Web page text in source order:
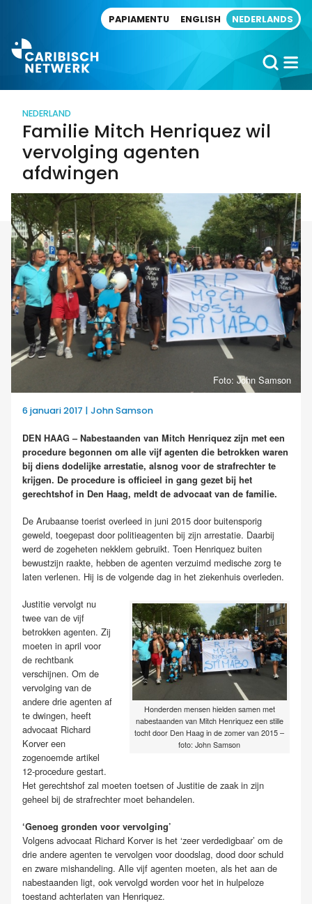
PAPIAMENTU ENGLISH NEDERLANDS
NEDERLAND
Familie Mitch Henriquez wil
vervolging agenten
afdwingen
Foto: John Samson
6 januari 2017 | John Samson
DEN HAAG–Nabestaanden van Mitch Henriquez zijn met een
procedure begonnen om alle vijf agenten die betrokken waren
bij diens dodelijke arrestatie, alsnog voor de strafrechter te
krijgen. De procedure is officieel in gang gezet bij het
gerechtshof in Den Haag, meldt de advocaat van de familie.
De Arubaanse toerist overleed in juni 2015 door buitensporig
geweld, toegepast door politieagenten bij zijn arrestatie. Daarbij
werd de zogeheten nekklem gebruikt. Toen Henriquez buiten
bewustzijn raakte, hebben de agenten verzuimd medische zorg te
laten verlenen. Hij is de volgende dag in het ziekenhuis overleden.
Honderden mensen hielden samen met
nabestaanden van Mitch Henriquez een stille
tocht door Den Haag in de zomer van 2015 –
foto: John Samson
Justitie vervolgt nu
twee van de vijf
betrokken agenten. Zij
moeten in april voor
de rechtbank
verschijnen. Om de
vervolging van de
andere drie agenten af
te dwingen, heeft
advocaat Richard
Korver een
zogenoemde artikel
12-procedure gestart.
Het gerechtshof zal moeten toetsen of Justitie de zaak in zijn
geheel bij de strafrechter moet behandelen.
‘Genoeg gronden voor vervolging’
Volgens advocaat Richard Korver is het ‘zeer verdedigbaar’ om de
drie andere agenten te vervolgen voor doodslag, dood door schuld
en zware mishandeling. Alle vijf agenten moeten, als het aan de
nabestaanden ligt, ook vervolgd worden voor het in hulpeloze
toestand achterlaten van Henriquez.